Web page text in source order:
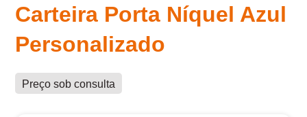
Carteira Porta Níquel Azul
Personalizado
Preço sob consulta